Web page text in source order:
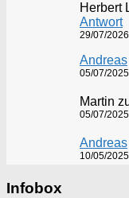
Herbert
Antwort
29/07/2026
Andreas
05/07/2025
Martin
05/07/2025
Andreas
10/05/2025
Infobox